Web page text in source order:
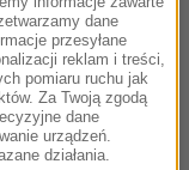
wyszli bez
wszelką
pożaru
dane
przesyłane
reklam i treści,
pomiaru ruchu jak
Za Twoją zgodą
dane
urządzeń.
działania.